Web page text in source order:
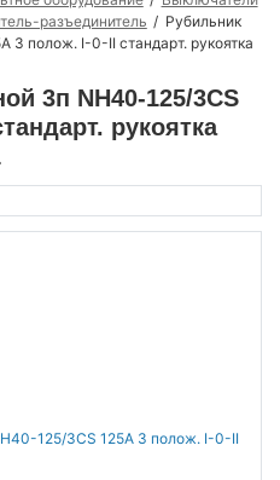
разъединитель
Рубильник
3 полож. I-0-II стандарт. рукоятка
3п NH40-125/3CS
рукоятка